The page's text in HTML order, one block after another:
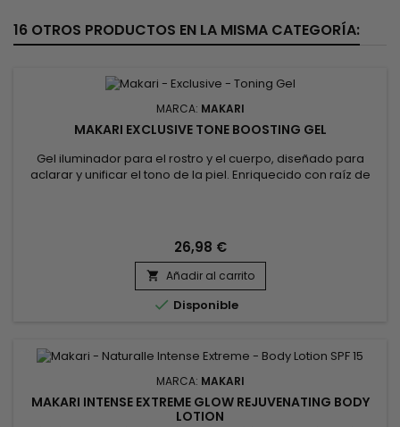
16 OTROS PRODUCTOS EN LA MISMA CATEGORÍA:
MARCA: MAKARI
MAKARI EXCLUSIVE TONE BOOSTING GEL
Gel iluminador para el rostro y el cuerpo, diseñado para
aclarar y unificar el tono de la piel. Enriquecido con raíz de
aclarar, reafirmar la piel y unificar el tono. El Gel...
26,98 €
 Añadir al carrito
 Disponible
MARCA: MAKARI
MAKARI INTENSE EXTREME GLOW REJUVENATING BODY
LOTION